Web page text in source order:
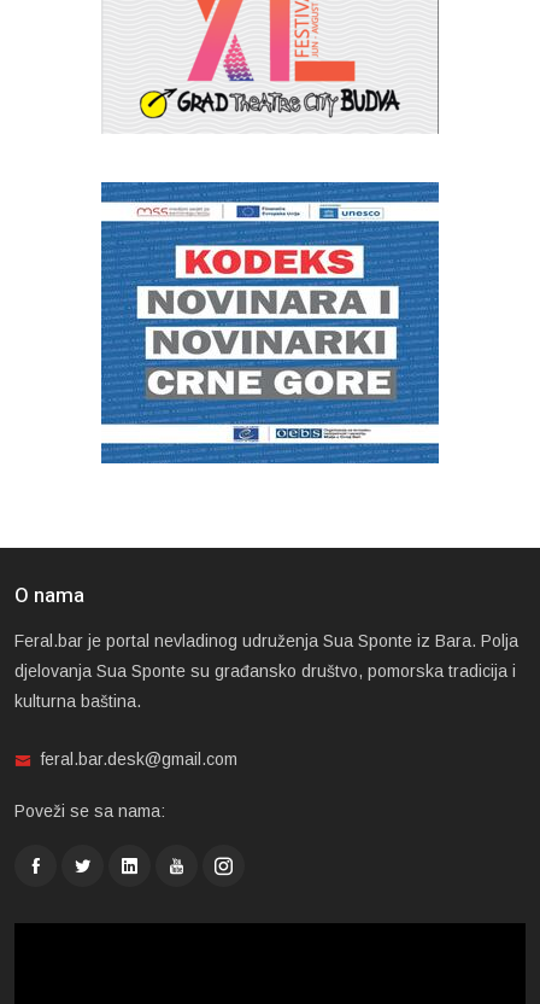
O nama
Feral.bar je portal nevladinog udruženja Sua Sponte iz Bara. Polja
djelovanja Sua Sponte su građansko društvo, pomorska tradicija i
kulturna baština.
feral.bar.desk@gmail.com
Poveži se sa nama: